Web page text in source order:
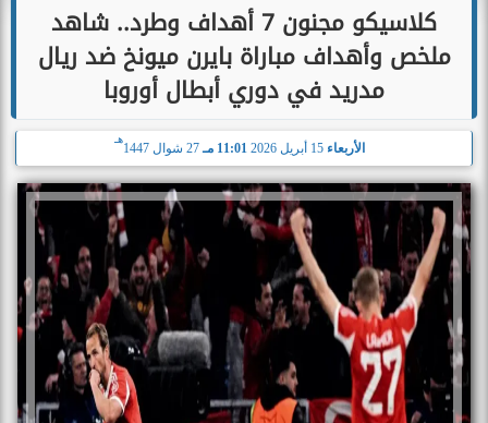
كلاسيكو مجنون 7 أهداف وطرد.. شاهد
ملخص وأهداف مباراة بايرن ميونخ ضد ريال
مدريد في دوري أبطال أوروبا
الأربعاء 11:01 مـ 27 شوال 1447
هـ